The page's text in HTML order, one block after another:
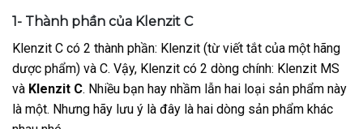
1- Thành phần của Klenzit C
Klenzit C có 2 thành phần: Klenzit (từ viết tắt của một hãng
dược phẩm) và C. Vậy, Klenzit có 2 dòng chính: Klenzit MS
và Klenzit C. Nhiều bạn hay nhầm lẫn hai loại sản phẩm này
là một. Nhưng hãy lưu ý là đây là hai dòng sản phẩm khác